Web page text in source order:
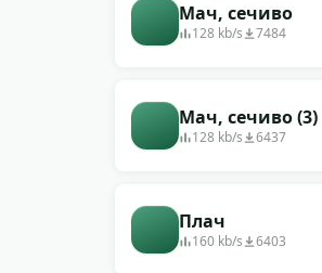
Мач, сечиво
128 kb/s 7484
Мач, сечиво (3)
128 kb/s 6437
Плач
160 kb/s 6403